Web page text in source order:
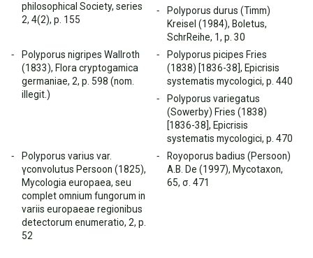
philosophical Society, series
2, 4(2), p. 155
Polyporus durus (Timm)
Kreisel (1984), Boletus,
SchrReihe, 1, p. 30
Polyporus nigripes Wallroth
(1833), Flora cryptogamica
germaniae, 2, p. 598 (nom.
illegit.)
Polyporus picipes Fries
(1838) [1836-38], Epicrisis
systematis mycologici, p. 440
Polyporus variegatus
(Sowerby) Fries (1838)
[1836-38], Epicrisis
systematis mycologici, p. 470
Polyporus varius var.
γconvolutus Persoon (1825),
Mycologia europaea, seu
complet omnium fungorum in
variis europaeae regionibus
detectorum enumeratio, 2, p.
52
Royoporus badius (Persoon)
A.B. De (1997), Mycotaxon,
65, σ. 471